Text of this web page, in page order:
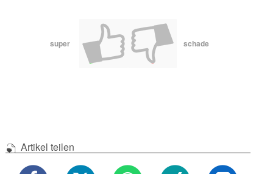
super schade
Artikel teilen